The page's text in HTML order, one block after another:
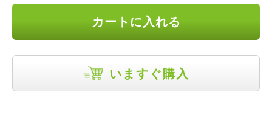
カートに入れる
いますぐ購入